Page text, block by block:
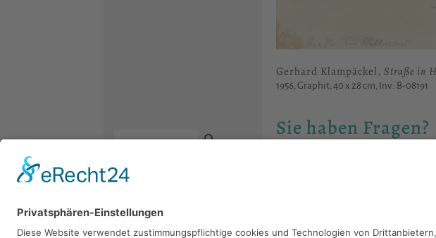
Kontakt
Newsletter
Impressum
Gerhard Klampäckel, Straße in
1956, Graphit, 40 x 28 cm, Inv.: B-08191
Sie haben Fragen?